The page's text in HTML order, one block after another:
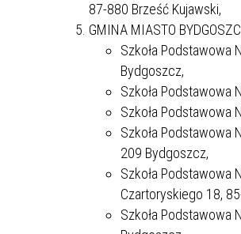
87-880 Brześć Kujawski,
GMINA MIASTO
Szkoła Podstawowa
Bydgoszcz,
Szkoła Podstawowa
Szkoła Podstawowa
Szkoła Podstawowa
209 Bydgoszcz,
Szkoła Podstawowa
Czartoryskiego 18,
Szkoła Podstawowa